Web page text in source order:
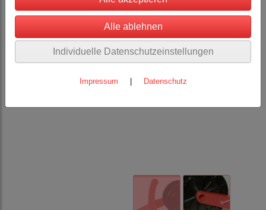
Individuelle Datenschutzeinstellungen
Impressum Datenschutz